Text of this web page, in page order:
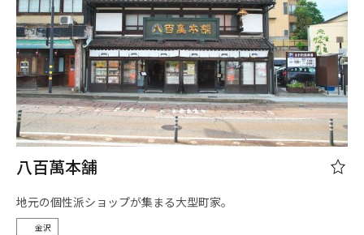
八百萬本舗
地元の個性派ショップが集まる大型町家。
金沢